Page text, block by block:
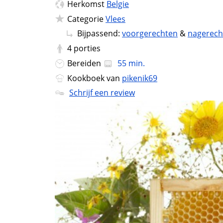
Herkomst Belgie
CategorieVlees
Bijpassend: voorgerechten &
4 porties
Bereiden
55 min.
Kookboek van pikenik69
Schrijf een review